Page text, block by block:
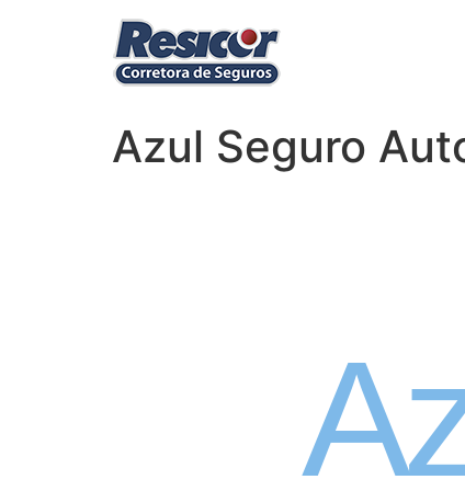
Azul Seguro